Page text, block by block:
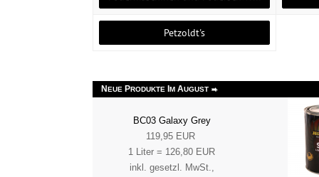
Petzoldt's
NEUE PRODUKTE M AUGUST
BC03 Galaxy Grey
119,95 EUR
1 Liter = 126,80 EUR
inkl. gesetzl. MwSt.,